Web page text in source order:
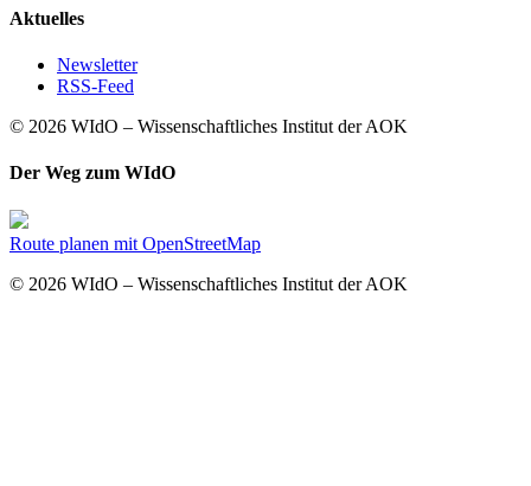
Aktuelles
Newsletter
RSS-Feed
© 2026 WIdO – Wissenschaftliches Institut der AOK
Der Weg zum WIdO
Route planen mit OpenStreetMap
© 2026 WIdO – Wissenschaftliches Institut der AOK